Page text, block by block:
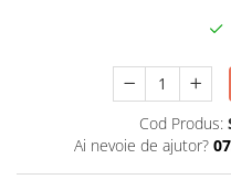
Cod Produs:
Ai nevoie de ajutor?